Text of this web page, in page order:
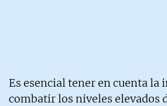
Es esencial tener en cuenta la
combatir los niveles elevados